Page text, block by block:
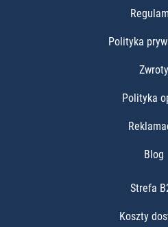
Polityka
Zwroty
Polityka
Blog
Strefa
Koszty